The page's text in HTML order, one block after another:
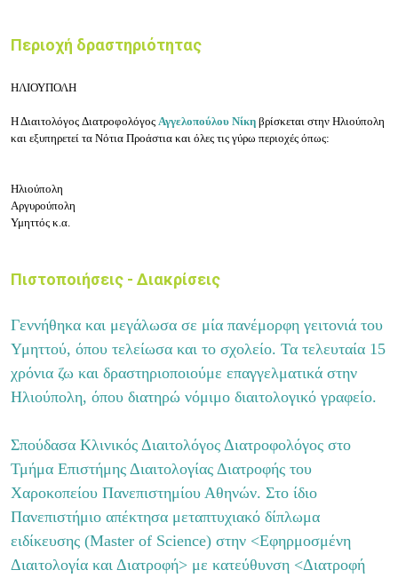
Περιοχή δραστηριότητας
ΗΛΙΟΥΠΟΛΗ
Η Διαιτολόγος Διατροφολόγος Αγγελοπούλου Νίκη βρίσκεται στην Ηλιούπολη
και εξυπηρετεί τα Νότια Προάστια και όλες τις γύρω περιοχές όπως:
Ηλιούπολη
Αργυρούπολη
Υμηττός κ.α.
Πιστοποιήσεις - Διακρίσεις
Γεννήθηκα και μεγάλωσα σε μία πανέμορφη γειτονιά του
Υμηττού, όπου τελείωσα και το σχολείο. Τα τελευταία 15
χρόνια ζω και δραστηριοποιούμε επαγγελματικά στην
Ηλιούπολη, όπου διατηρώ νόμιμο διαιτολογικό γραφείο.
Σπούδασα Κλινικός Διαιτολόγος Διατροφολόγος στο
Τμήμα Επιστήμης Διαιτολογίας Διατροφής του
Χαροκοπείου Πανεπιστημίου Αθηνών. Στο ίδιο
Πανεπιστήμιο απέκτησα μεταπτυχιακό δίπλωμα
ειδίκευσης (Master of Science) στην <Εφηρμοσμένη
Διαιτολογία και Διατροφή> με κατεύθυνση <Διατροφή